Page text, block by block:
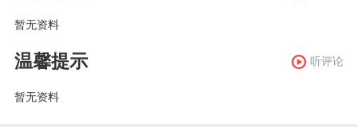
暂无资料
温馨提示 听评论
暂无资料